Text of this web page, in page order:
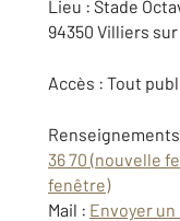
Lieu : Stade
94350 Villiers sur
Accès : Tout
36 70 (nouvelle
fenêtre)
Mail : Envoyer